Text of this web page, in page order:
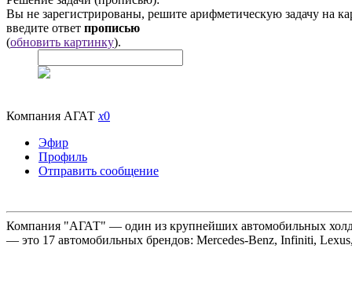
Вы не зарегистрированы, решите арифметическую задачу на
введите ответ прописью
(обновить картинку).
Компания АГАТ x0
Эфир
Профиль
Отправить сообщение
Компания "АГАТ" — один из крупнейших автомобильных
— это 17 автомобильных брендов: Mercedes-Benz, Infiniti, Lexus,